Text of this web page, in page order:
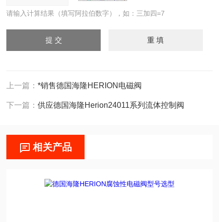
请输入计算结果（填写阿拉伯数字），如：三加四=7
上一篇：*销售德国海隆HERION电磁阀
下一篇：供应德国海隆Herion24011系列流体控制阀
相关产品